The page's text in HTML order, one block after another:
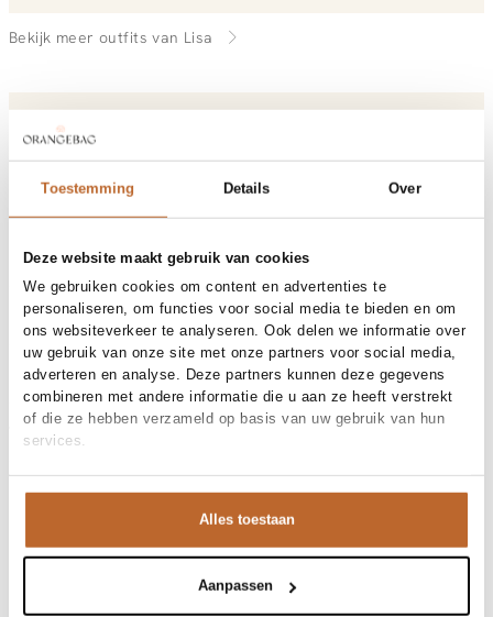
Toestemming Details Over
Deze website maakt gebruik van cookies
We gebruiken cookies om content en advertenties te
personaliseren, om functies voor social media te bieden en om
ons websiteverkeer te analyseren. Ook delen we informatie over
uw gebruik van onze site met onze partners voor social media,
adverteren en analyse. Deze partners kunnen deze gegevens
combineren met andere informatie die u aan ze heeft verstrekt
of die ze hebben verzameld op basis van uw gebruik van hun
services.
Alles toestaan
Aanpassen
Bekijk meer outfits van Lisa
Vandaag besteld, morgen in huis
Gratis bezorging vanaf €99
30 dagen bedenktijd
Materiaal en verzorging
Fabric
Fabric: 88% viscose, 12% linen
Materiaal
Linnen, Viscose
Reiniging
30°C machine wash
Maat en pasvorm
Maatadvies
Deze maat valt normaal
Pasvorm
Losvallend
Maat model
36
Productdetails
Merk
My Essential Wardrobe
Merk-artikelnummer
Productnaam
Variantnummer
110601
Variantnaam
Bright White
00031478
Patroon
Effen
Vakantie
Verzenden en retour
Bij Orangebag ontvang je gratis verzending vanaf €99. Alle
bestellingen worden verzonden met een track & trace-code,
zodat je jouw pakket altijd kunt volgen. Bestel je voor 21:45
verzonden!
Shop the look
Wij zijn weg van deze witte ton-sur-ton look. De soepele
top valt losjes over de high waist broek, wat zorgt voor